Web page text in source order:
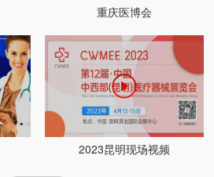
重庆医博会
2023昆明现场视频